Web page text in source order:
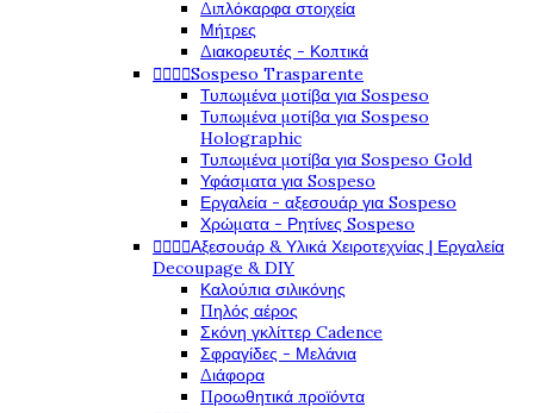
Διπλόκαρφα στοιχεία
Μήτρες
Διακορευτές - Κοπτικά
   Sospeso Trasparente
Τυπωμένα μοτίβα για Sospeso
Τυπωμένα μοτίβα για Sospeso
Holographic
Τυπωμένα μοτίβα για Sospeso Gold
Υφάσματα για Sospeso
Εργαλεία - αξεσουάρ για Sospeso
Χρώματα - Ρητίνες Sospeso
   Αξεσουάρ & Υλικά Χειροτεχνίας | Εργαλεία
Decoupage & DIY
Καλούπια σιλικόνης
Πηλός αέρος
Σκόνη γκλίττερ Cadence
Σφραγίδες - Μελάνια
Διάφορα
Προωθητικά προϊόντα